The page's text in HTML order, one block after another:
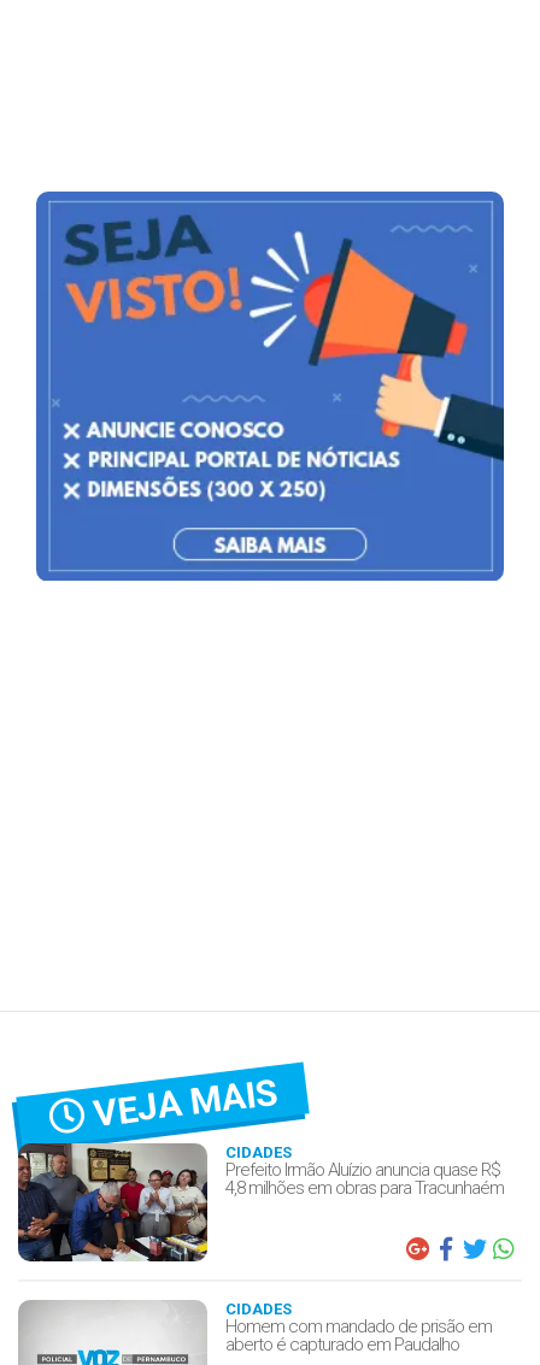
VEJA MAIS
CIDADES
Prefeito Irmão Aluízio anuncia quase R$
4,8 milhões em obras para Tracunhaém
CIDADES
Homem com mandado de prisão em
aberto é capturado em Paudalho